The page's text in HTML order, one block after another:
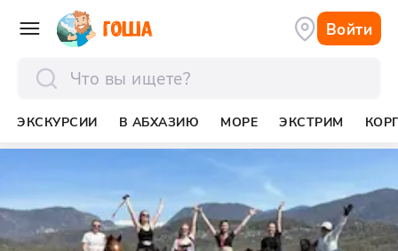
Войти
ЭКСКУРСИИ В АБХАЗИЮ МОРЕ ЭКСТРИМ